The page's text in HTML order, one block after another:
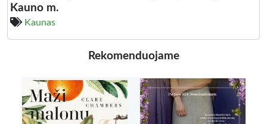
Kauno m.
Kaunas
Rekomenduojame